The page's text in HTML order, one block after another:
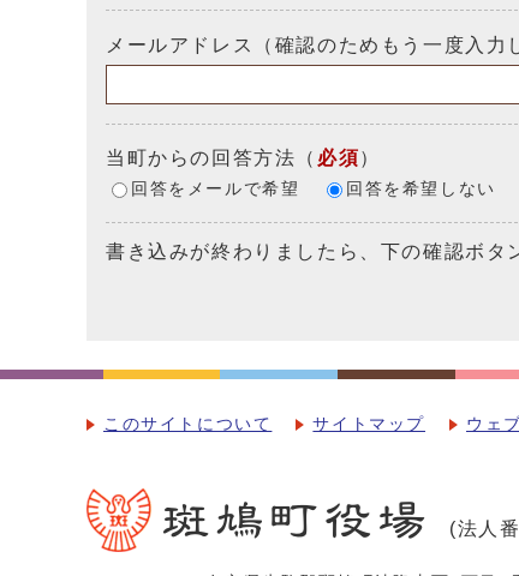
メールアドレス（確認のためもう一度入力
当町からの回答方法 （ 必須）
回答をメールで希望 回答を希望しない
書き込みが終わりましたら、下の確認ボタ
このサイトについて サイトマップ ウェ
(法人